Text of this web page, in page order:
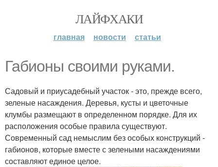
ЛАЙФХАКИ
главная новости статьи
Габионы своими руками.
Садовый и приусадебный участок - это, прежде всего,
зеленые насаждения. Деревья, кусты и цветочные
клумбы размещают в определенном порядке. Для их
расположения особые правила существуют.
Современный сад немыслим без особых конструкций -
габионов, которые вместе с зелеными насаждениями
составляют единое целое.